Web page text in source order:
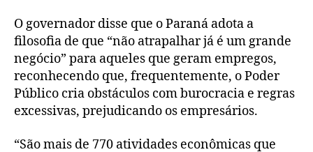
O governador disse que o Paraná adota a
filosofia de que “não atrapalhar já é um grande
negócio” para aqueles que geram empregos,
reconhecendo que, frequentemente, o Poder
Público cria obstáculos com burocracia e regras
excessivas, prejudicando os empresários.
“São mais de 770 atividades econômicas que